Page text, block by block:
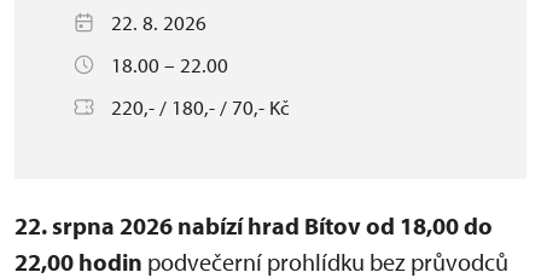
22. 8. 2026
18.00 – 22.00
220,- / 180,- / 70,- Kč
22. srpna 2026 nabízí hrad Bítov od 18,00 do
22,00 hodin podvečerní prohlídku bez průvodců